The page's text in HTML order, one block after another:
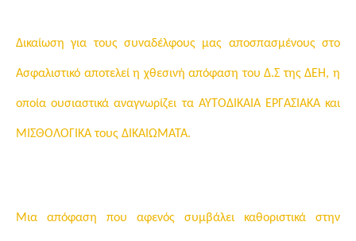
Δικαίωση για τους συναδέλφους μας αποσπασμένους στο
Ασφαλιστικό αποτελεί η χθεσινή απόφαση του Δ.Σ της ΔΕΗ, η
οποία ουσιαστικά αναγνωρίζει τα ΑΥΤΟΔΙΚΑΙΑ ΕΡΓΑΣΙΑΚΑκαι
ΜΙΣΘΟΛΟΓΙΚΑτους ΔΙΚΑΙΩΜΑΤΑ.
Μια απόφαση που αφενός συμβάλει καθοριστικά στην